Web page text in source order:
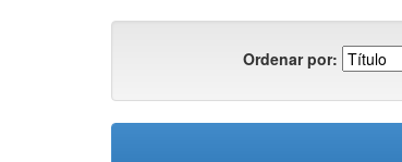
Ordenar por: